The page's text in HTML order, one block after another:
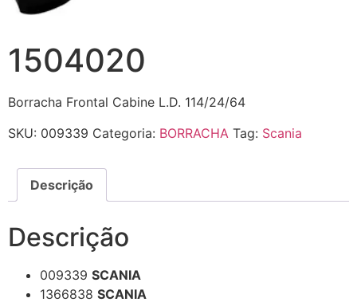
1504020
Borracha Frontal Cabine L.D. 114/24/64
SKU: 009339 Categoria: BORRACHA Tag: Scania
Descrição
Descrição
009339 SCANIA
1366838 SCANIA